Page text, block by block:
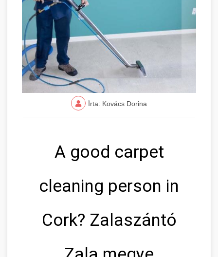
Írta: Kovács Dorina
A good carpet
cleaning person in
Cork? Zalaszántó